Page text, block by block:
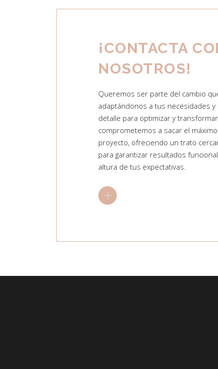
¡CONTACTA
NOSOTROS!
Queremos ser parte del cambio
adaptándonos a tus necesidades y
detalle para optimizar y
comprometemos a sacar el
proyecto, ofreciendo un trato
para garantizar resultados
altura de tus expectativas.